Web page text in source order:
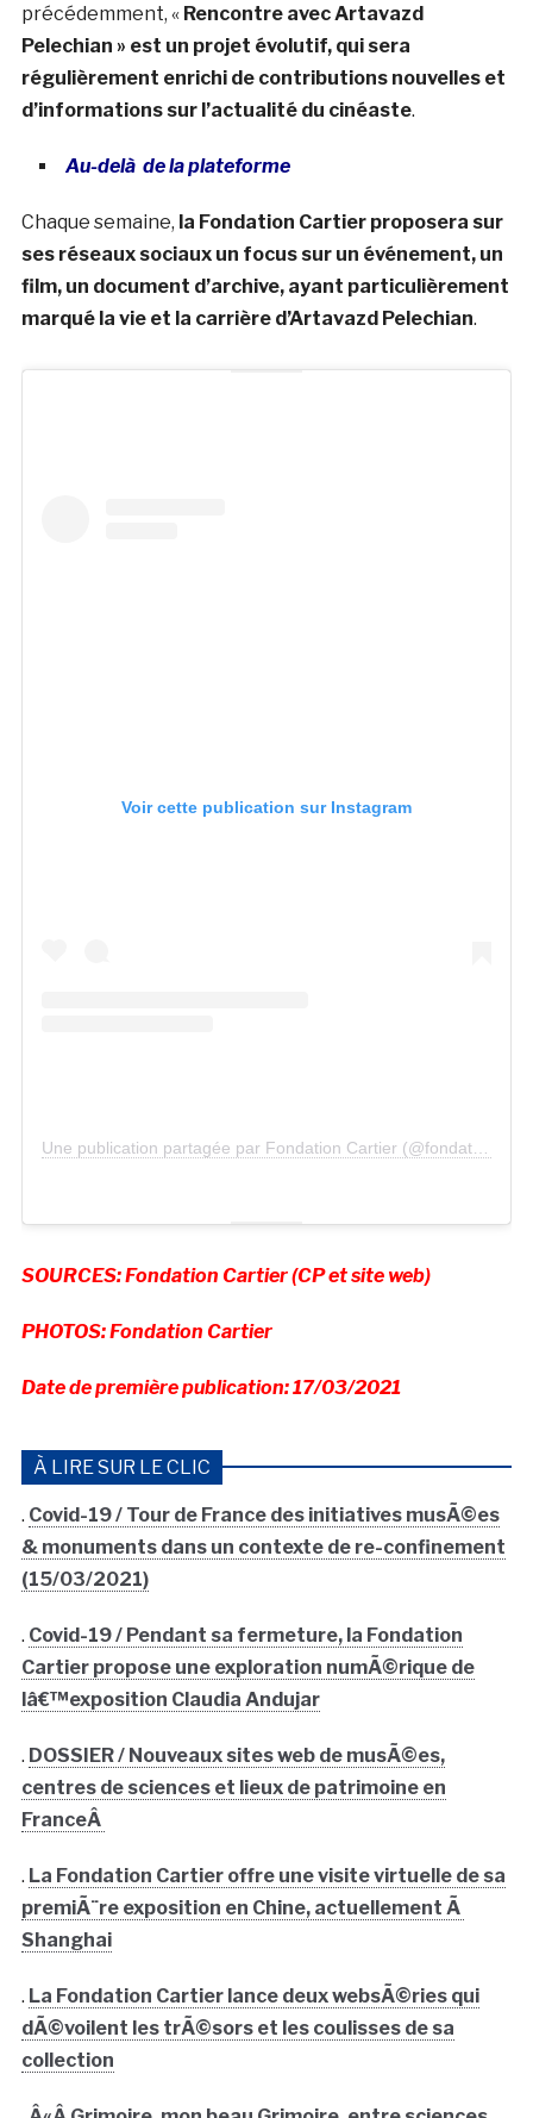
précédemment, « Rencontre avec Artavazd
Pelechian » est un projet évolutif, qui sera
régulièrement enrichi de contributions nouvelles et
d’informations sur l’actualité du cinéaste.
Au-delà de la plateforme
Chaque semaine, la Fondation Cartier proposera sur
ses réseaux sociaux un focus sur un événement, un
film, un document d’archive, ayant particulièrement
marqué la vie et la carrière d’Artavazd Pelechian.
Voir cette publication sur Instagram
Une publication partagée par Fondation Cartier (@fondationcartier)
SOURCES: Fondation Cartier (CP et site web)
PHOTOS: Fondation Cartier
Date de première publication: 17/03/2021
À LIRE SUR LE CLIC
. Covid-19 / Tour de France des initiatives musÃ©es
& monuments dans un contexte de re-confinement
(15/03/2021)
. Covid-19 / Pendant sa fermeture, la Fondation
Cartier propose une exploration numÃ©rique de
lâ€™exposition Claudia Andujar
. DOSSIER / Nouveaux sites web de musÃ©es,
centres de sciences et lieux de patrimoine en
FranceÂ
. La Fondation Cartier offre une visite virtuelle de sa
premiÃ¨re exposition en Chine, actuellement Ã
Shanghai
. La Fondation Cartier lance deux websÃ©ries qui
dÃ©voilent les trÃ©sors et les coulisses de sa
collection